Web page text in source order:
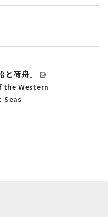
荷舟』
the Western
Seas